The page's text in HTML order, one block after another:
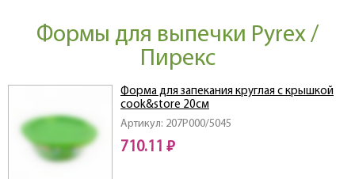
Формы для выпечки Pyrex /
Пирекс
Артикул: 207P000/5045
Форма для запекания круглая с крышкой
cook&store 20см
710.11 ₽